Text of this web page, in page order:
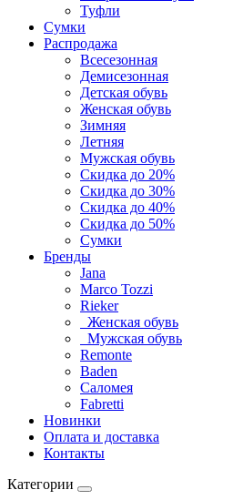
Туфли
Сумки
Распродажа
Всесезонная
Демисезонная
Детская обувь
Женская обувь
Зимняя
Летняя
Мужская обувь
Скидка до 20%
Скидка до 30%
Скидка до 40%
Скидка до 50%
Сумки
Бренды
Jana
Marco Tozzi
Rieker
Женская обувь
Мужская обувь
Remonte
Baden
Саломея
Fabretti
Новинки
Оплата и доставка
Контакты
Категории